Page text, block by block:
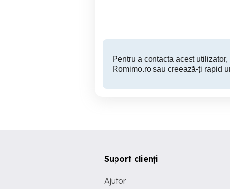
Pentru a contacta acest
Romimo.ro sau creează-ți rapid
Suport clienți
Ajutor